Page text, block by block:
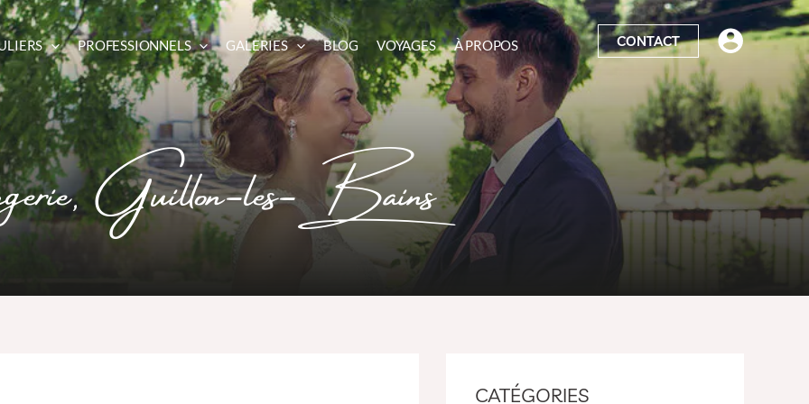
PROFESSIONNELS GALERIES BLOG VOYAGES À PROPOS CONTACT
Guillon-les-Bains
CATÉGORIES